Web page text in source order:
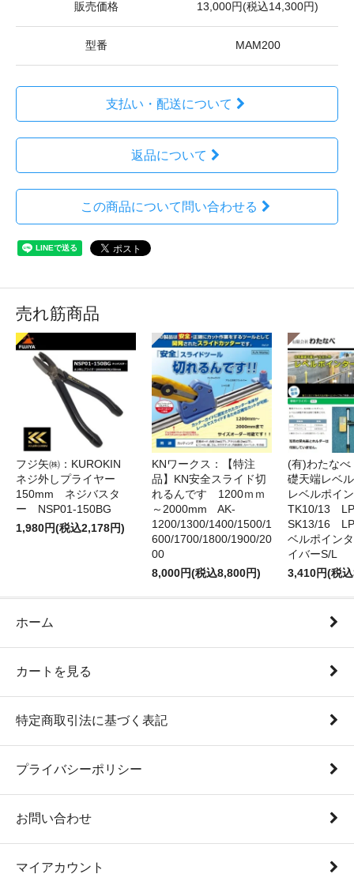
販売価格 13,000円(税込14,300円)
型番 MAM200
支払い・配送について
返品について
この商品について問い合わせる
売れ筋商品
フジ矢㈱：KUROKIN
ネジ外しプライヤー
150mm ネジバスタ
ー NSP01-150BG
1,980円(税込2,178円)
KNワークス：【特注
品】KN安全スライド切
れるんです 1200ｍｍ
～2000mm AK-
1200/1300/1400/1500/1
600/1700/1800/1900/20
00
8,000円(税込8,800円)
(有)わたな
礎天端レベ
レベルポイ
TK10/13
SK13/16
ベルポイン
イバーS/L
3,410円(税
ホーム
カートを見る
特定商取引法に基づく表記
プライバシーポリシー
お問い合わせ
マイアカウント